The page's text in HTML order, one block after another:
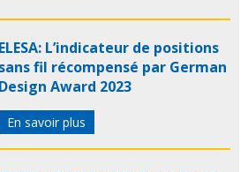
ELESA: L’indicateur de positions
sans fil récompensé par German
Design Award 2023
En savoir plus